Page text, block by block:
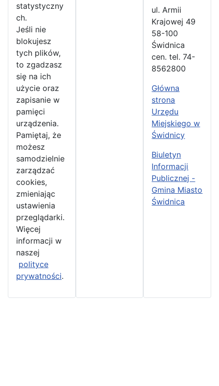
statystyczny
ch.
Jeśli nie
blokujesz
tych plików,
to zgadzasz
się na ich
użycie oraz
zapisanie w
pamięci
urządzenia.
Pamiętaj, że
możesz
samodzielnie
zarządzać
cookies,
zmieniając
ustawienia
przeglądarki.
Więcej
informacji w
naszej
polityce
prywatności.
ul. Armii
Krajowej 49
58-100
Świdnica
cen. tel. 74-
8562800
Główna
strona
Urzędu
Miejskiego w
Świdnicy
Biuletyn
Informacji
Publicznej -
Gmina Miasto
Świdnica